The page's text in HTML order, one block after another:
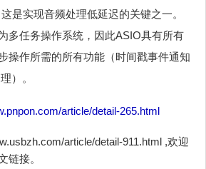
是实现音频处理低延迟的关键之一。
多任务操作系统，因此ASIO具有所有
操作所需的所有功能（时间戳事件通知
）。
article/detail-265.html
article/detail-911.html ,欢迎
链接。